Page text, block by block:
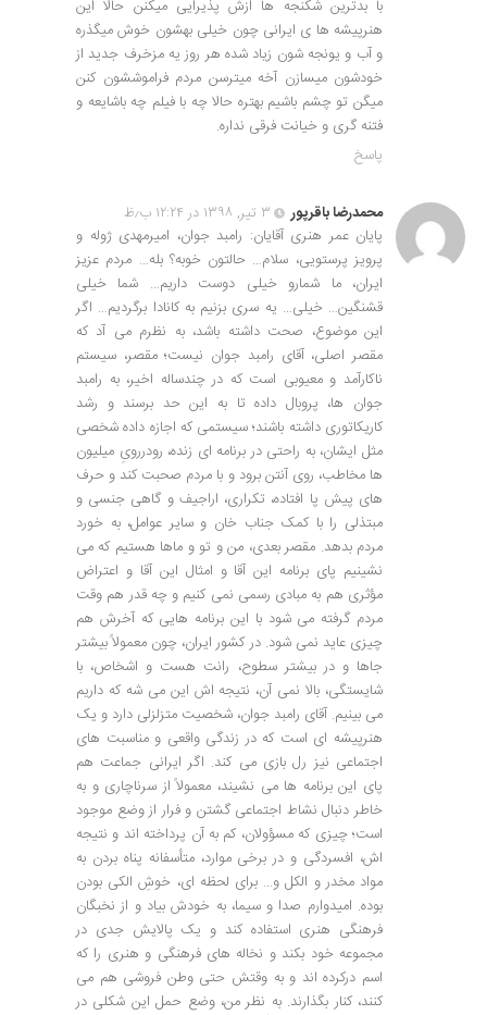
با بدترین شکنجه ها ازش پذیرایی میکنن حالا این
هنرپیشه ها ی ایرانی چون خیلی بهشون خوش میگذره
و آب و یونجه شون زیاد شده هر روز یه مزخرف جدید از
خودشون میسازن آخه میترسن مردم فراموششون کنن
میگن تو چشم باشیم بهتره حالا چه با فیلم چه باشایعه و
فتنه گری و خیانت فرقی نداره.
پاسخ
محمدرضا باقرپور
۳ تیر, ۱۳۹۸ در ۱۲:۲۴ ب٫ظ
پایان عمر هنری آقایان: رامبد جوان، امیرمهدی ژوله و
پرویز پرستویی، سلام… حالتون خوبه؟ بله… مردم عزیز
ایران، ما شمارو خیلی دوست داریم… شما خیلی
قشنگین… خیلی… یه سری بزنیم به کانادا برگردیم… اگر
این موضوع، صحت داشته باشد، به نظرم می آد که
مقصر اصلی، آقای رامبد جوان نیست؛ مقصر، سیستم
ناکارآمد و معیوبی است که در چندساله اخیر، به رامبد
جوان ها، پروبال داده تا به این حد برسند و رشد
کاریکاتوری داشته باشند؛ سیستمی که اجازه داده شخصی
مثل ایشان، به راحتی در برنامه ای زنده، رودررویِ میلیون
ها مخاطب، روی آنتن برود و با مردم صحبت کند و حرف
های پیش پا افتاده، تکراری، اراجیف و گاهی جنسی و
مبتذلی را با کمک جناب خان و سایر عوامل، به خورد
مردم بدهد. مقصر بعدی، من و تو و ماها هستیم که می
نشینیم پای برنامه این آقا و امثال این آقا و اعتراض
مؤثری هم به مبادی رسمی نمی کنیم و چه قدر هم وقت
مردم گرفته می شود با این برنامه هایی که آخرش هم
چیزی عاید نمی شود. در کشور ایران، چون معمولاً بیشتر
جاها و در بیشتر سطوح، رانت هست و اشخاص، با
شایستگی، بالا نمی آن، نتیجه اش این می شه که داریم
می بینیم. آقای رامبد جوان، شخصیت متزلزلی دارد و یک
هنرپیشه ای است که در زندگی واقعی و مناسبت های
اجتماعی نیز رل بازی می کند. اگر ایرانی جماعت هم
پای این برنامه ها می نشیند، معمولاً از سرناچاری و به
خاطر دنبال نشاط اجتماعی گشتن و فرار از وضع موجود
است؛ چیزی که مسؤولان، کم به آن پرداخته اند و نتیجه
اش، افسردگی و در برخی موارد، متأسفانه پناه بردن به
مواد مخدر و الکل و… برای لحظه ای، خوشِ الکی بودن
بوده. امیدوارم صدا و سیما، به خودش بیاد و از نخبگان
فرهنگی هنری استفاده کند و یک پالایش جدی در
مجموعه خود بکند و نخاله های فرهنگی و هنری را که
اسم درکرده اند و به وقتش حتی وطن فروشی هم می
کنند، کنار بگذارند. به نظر من، وضع حمل این شکلی در